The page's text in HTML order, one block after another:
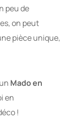
peu de
on peut
pièce unique,
Mado en
en
!